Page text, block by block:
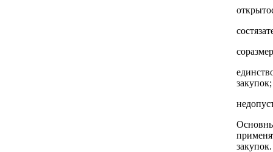
закупок;
закупок.